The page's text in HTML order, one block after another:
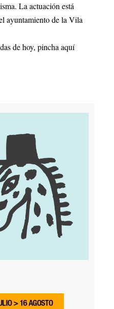
La actuación está
ayuntamiento de la Vila
de hoy, pincha aquí